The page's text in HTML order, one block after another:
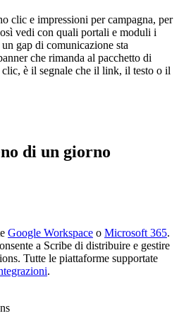
clic e impressioni per campagna, per
vedi con quali portali e moduli i
gap di comunicazione sta
che rimanda al pacchetto di
è il segnale che il link, il testo o il
di un giorno
Google Workspace o Microsoft 365.
a Scribe di distribuire e gestire
Tutte le piattaforme supportate
.